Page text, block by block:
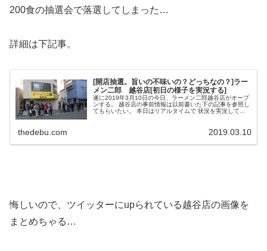
200食の抽選会で落選してしまった…
詳細は下記事。
[開店抽選。旨いの不味いの？どっちなの？]ラー
メン二郎 越谷店[初日の様子を実況する]
遂に2019年3月10日の今日、ラーメン二郎越谷店がオープ
ンする。 越谷店の事前情報は以前書いた下の記事を参照し
てもらいたい。 本日はリアルタイムで 状況を実況してみ
thedebu.com 2019.03.10
悔しいので、ツイッターにupられている越谷店の画像を
まとめちゃる…